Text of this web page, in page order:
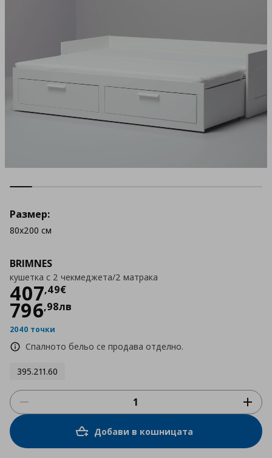
BRIMNES
кушетка с 2 чекмеджета/2 матрака
407,49€
Цена407,49 €
796,98лв
2040 точки
Спалното бельо се продава отделно.
395.211.60
Размер:
80x200 см
Добави в кошницата